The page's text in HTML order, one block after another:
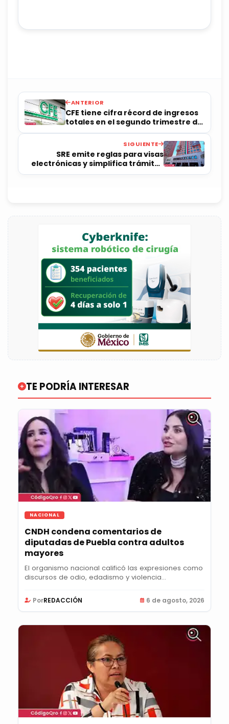
ANTERIOR
​CFE tiene cifra récord de ingresos
totales en el segundo trimestre del
año
SIGUIENTE
SRE emite reglas para visas
electrónicas y simplifica trámites
migratorios
TE PODRÍA INTERESAR
NACIONAL
CNDH condena comentarios de
diputadas de Puebla contra adultos
mayores
El organismo nacional calificó las expresiones como
discursos de odio, edadismo y violencia...
PorREDACCIÓN 6 de agosto, 2026